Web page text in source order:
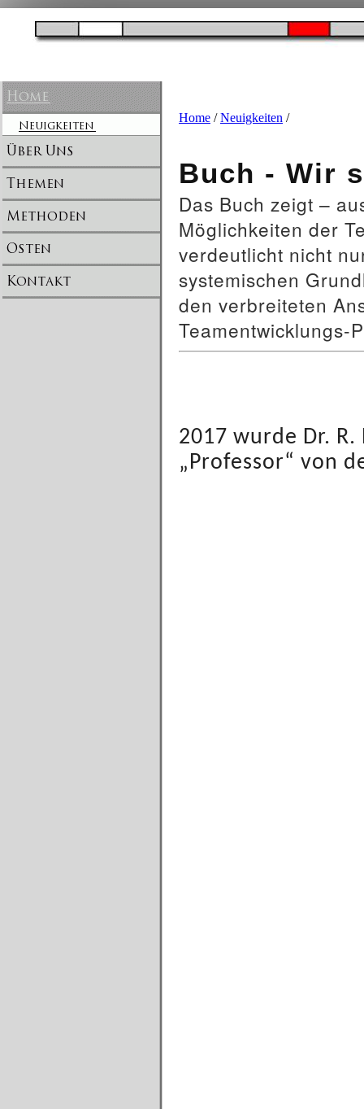
Home /Neuigkeiten /
Buch - Wir
Das Buch zeigt –
Möglichkeiten der
verdeutlicht nicht
systemischen
den verbreiteten
Teamentwicklungs-
2017 wurde Dr.
„Professor“ von